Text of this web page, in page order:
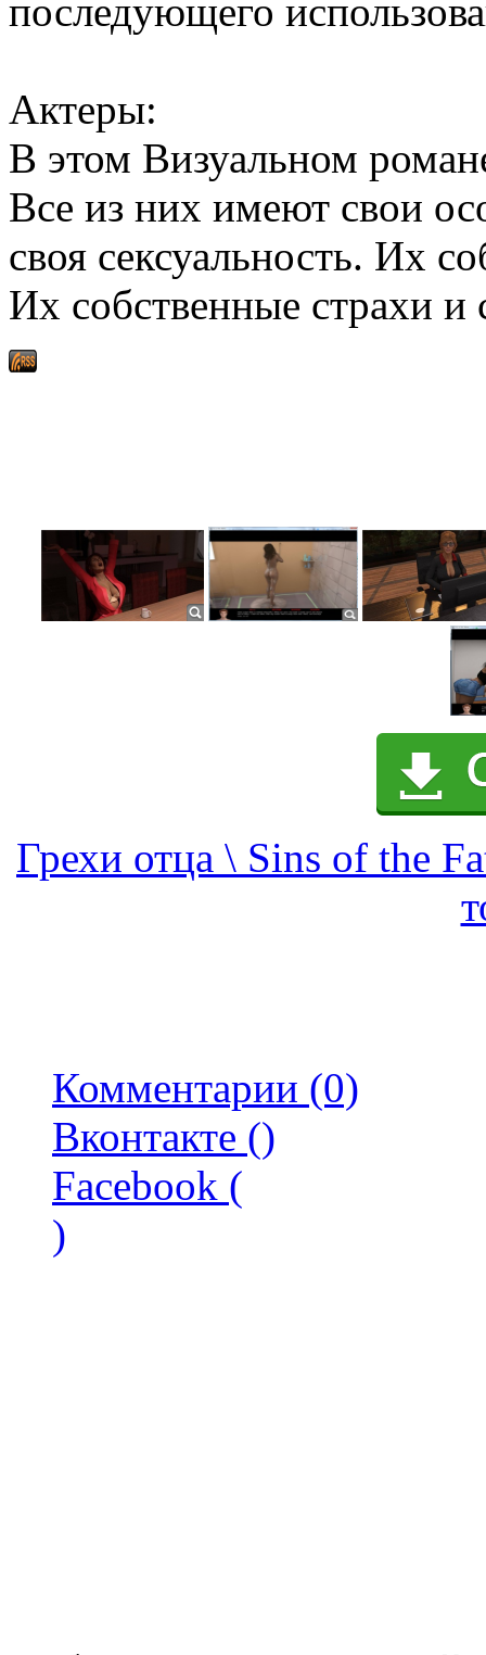
последующего
Актеры:
В этом Визуальном
Все из них имеют свои
своя сексуальность. Их
Их собственные страхи и
Грехи отца \ Sins of the
Комментарии (0)
Вконтакте ()
Facebook (
)